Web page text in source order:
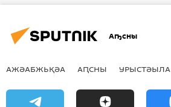
Аҧсны
АЖӘАБЖЬҚӘА АԤСНЫ УРЫСТӘЫЛА